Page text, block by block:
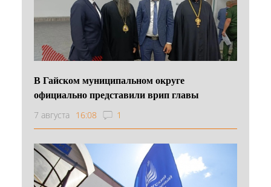
В Гайском муниципальном округе
официально представили врип главы
7 августа 16:08 1